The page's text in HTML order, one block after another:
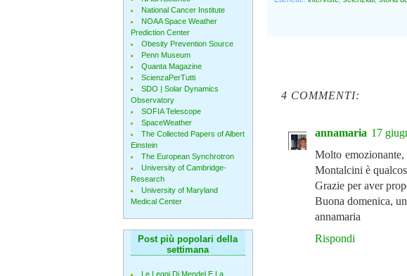
4 COMMENTI:
annamaria 17
Molto
Montalcini è
Grazie per aver
Buona domenica,
annamaria
Rispondi
National Cancer Institute
NOAA Space Weather
Prediction Center
Obesity Prevention Source
Penn Museum
Quanta Magazine
ScienzaPerTutti
SDO | Solar Dynamics
Observatory
SOFIA Telescope
SpaceWeather
The Collected Papers of Albert
Einstein
The European Synchrotron
University of Cambridge-
Research
University of Maryland
Medical Center
Post più popolari della
settimana
Le Leggi Di Mendel E La